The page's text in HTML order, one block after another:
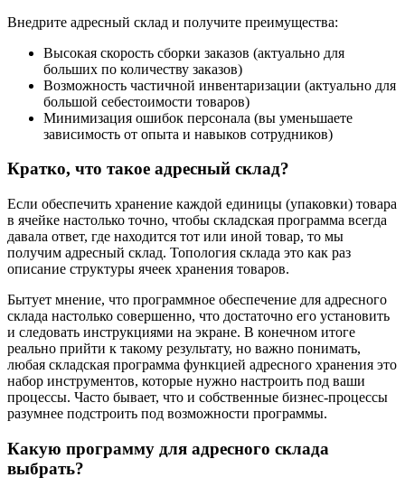
Внедрите адресный склад и получите преимущества:
Высокая скорость сборки заказов (актуально для
больших по количеству заказов)
Возможность частичной инвентаризации (актуально для
большой себестоимости товаров)
Минимизация ошибок персонала (вы уменьшаете
зависимость от опыта и навыков сотрудников)
Кратко, что такое адресный склад?
Если обеспечить хранение каждой единицы (упаковки) товара
в ячейке настолько точно, чтобы складская программа всегда
давала ответ, где находится тот или иной товар, то мы
получим адресный склад. Топология склада это как раз
описание структуры ячеек хранения товаров.
Бытует мнение, что программное обеспечение для адресного
склада настолько совершенно, что достаточно его установить
и следовать инструкциями на экране. В конечном итоге
реально прийти к такому результату, но важно понимать,
любая складская программа функцией адресного хранения это
набор инструментов, которые нужно настроить под ваши
процессы. Часто бывает, что и собственные бизнес-процессы
разумнее подстроить под возможности программы.
Какую программу для адресного склада
выбрать?